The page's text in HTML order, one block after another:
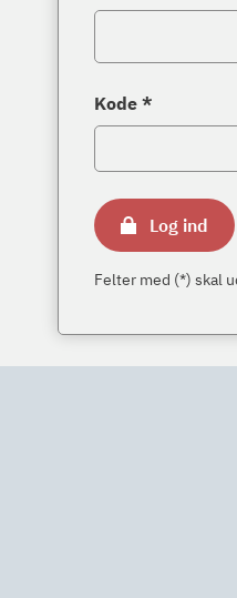
Kode *
Log ind
Felter med (*) skal